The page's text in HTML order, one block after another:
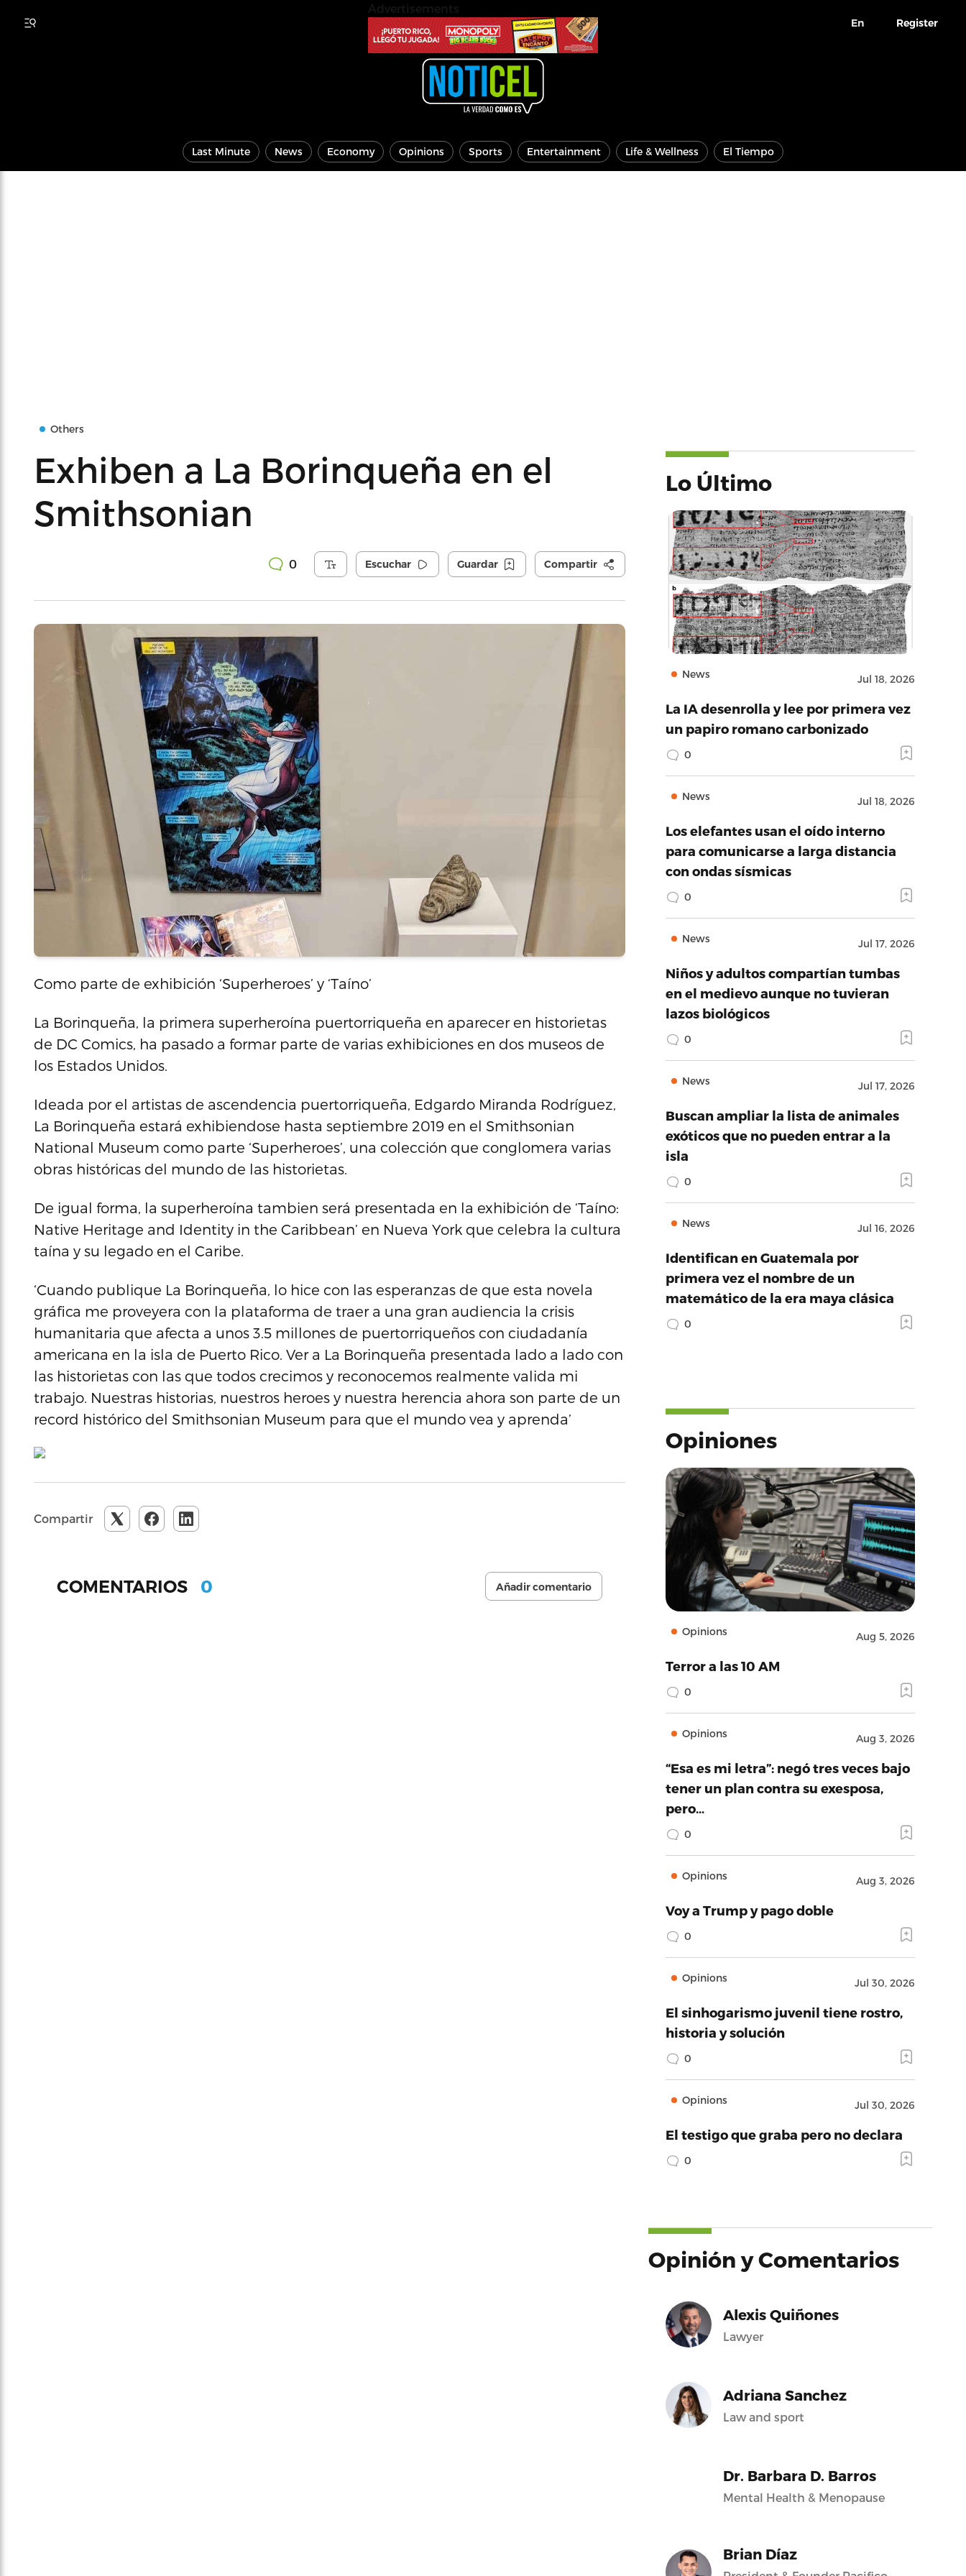
En Register
Last Minute News Economy Opinions Sports Entertainment Life & Wellness El Tiempo
Others
Exhiben a La Borinqueña en el
Smithsonian
0 Escuchar Guardar Compartir
Como parte de exhibición ‘Superheroes’ y ‘Taíno’
La Borinqueña, la primera superheroína puertorriqueña en aparecer en historietas
de DC Comics, ha pasado a formar parte de varias exhibiciones en dos museos de
los Estados Unidos.
Ideada por el artistas de ascendencia puertorriqueña, Edgardo Miranda Rodríguez,
La Borinqueña estará exhibiendose hasta septiembre 2019 en el Smithsonian
National Museum como parte ‘Superheroes’, una colección que conglomera varias
obras históricas del mundo de las historietas.
De igual forma, la superheroína tambien será presentada en la exhibición de ‘Taíno:
Native Heritage and Identity in the Caribbean’ en Nueva York que celebra la cultura
taína y su legado en el Caribe.
‘Cuando publique La Borinqueña, lo hice con las esperanzas de que esta novela
gráfica me proveyera con la plataforma de traer a una gran audiencia la crisis
humanitaria que afecta a unos 3.5 millones de puertorriqueños con ciudadanía
americana en la isla de Puerto Rico. Ver a La Borinqueña presentada lado a lado con
las historietas con las que todos crecimos y reconocemos realmente valida mi
trabajo. Nuestras historias, nuestros heroes y nuestra herencia ahora son parte de un
record histórico del Smithsonian Museum para que el mundo vea y aprenda’
Compartir
COMENTARIOS 0 Añadir comentario
Lo Último
News Jul 18, 2026
La IA desenrolla y lee por primera vez
un papiro romano carbonizado
0
News Jul 18, 2026
Los elefantes usan el oído interno
para comunicarse a larga distancia
con ondas sísmicas
0
News Jul 17, 2026
Niños y adultos compartían tumbas
en el medievo aunque no tuvieran
lazos biológicos
0
News Jul 17, 2026
Buscan ampliar la lista de animales
exóticos que no pueden entrar a la
isla
0
News Jul 16, 2026
Identifican en Guatemala por
primera vez el nombre de un
matemático de la era maya clásica
0
Opiniones
Opinions Aug 5, 2026
Terror a las 10 AM
0
Opinions Aug 3, 2026
“Esa es mi letra”: negó tres veces bajo
tener un plan contra su exesposa,
pero…
0
Opinions Aug 3, 2026
Voy a Trump y pago doble
0
Opinions Jul 30, 2026
El sinhogarismo juvenil tiene rostro,
historia y solución
0
Opinions Jul 30, 2026
El testigo que graba pero no declara
0
Opinión y Comentarios
Alexis Quiñones
Lawyer
Adriana Sanchez
Law and sport
Dr. Barbara D. Barros
Mental Health & Menopause
Brian Díaz